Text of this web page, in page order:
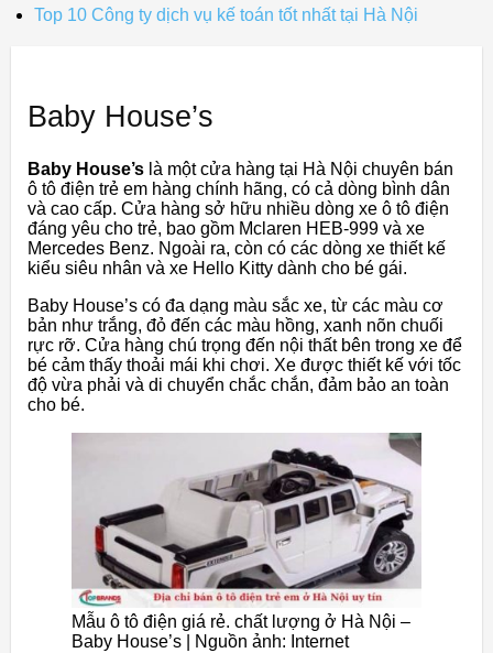
Top 10 Công ty dịch vụ kế toán tốt nhất tại Hà Nội
Baby House’s
Baby House’s là một cửa hàng tại Hà Nội chuyên bán
ô tô điện trẻ em hàng chính hãng, có cả dòng bình dân
và cao cấp. Cửa hàng sở hữu nhiều dòng xe ô tô điện
đáng yêu cho trẻ, bao gồm Mclaren HEB-999 và xe
Mercedes Benz. Ngoài ra, còn có các dòng xe thiết kế
kiểu siêu nhân và xe Hello Kitty dành cho bé gái.
Baby House’s có đa dạng màu sắc xe, từ các màu cơ
bản như trắng, đỏ đến các màu hồng, xanh nõn chuối
rực rỡ. Cửa hàng chú trọng đến nội thất bên trong xe để
bé cảm thấy thoải mái khi chơi. Xe được thiết kế với tốc
độ vừa phải và di chuyển chắc chắn, đảm bảo an toàn
cho bé.
Mẫu ô tô điện giá rẻ. chất lượng ở Hà Nội –
Baby House’s | Nguồn ảnh: Internet